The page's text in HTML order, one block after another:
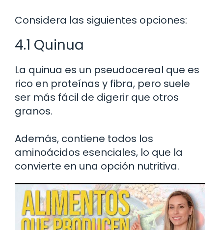
Considera las siguientes opciones:
4.1 Quinua
La quinua es un pseudocereal que es
rico en proteínas y fibra, pero suele
ser más fácil de digerir que otros
granos.
Además, contiene todos los
aminoácidos esenciales, lo que la
convierte en una opción nutritiva.